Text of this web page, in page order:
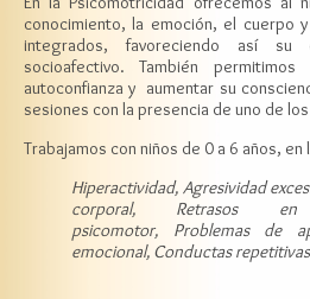
conocimiento, la emoción, el cuerpo
integrados, favoreciendo así su
socioafectivo. También
autoconfianza y aumentar su
sesiones con la presencia de uno de
Trabajamos con niños de 0 a 6 años, en
Hiperactividad, Agresividad
corporal, Retrasos
psicomotor, Problemas de
emocional, Conductas